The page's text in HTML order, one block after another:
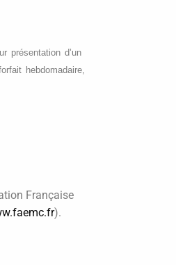
présentation d’un
hebdomadaire,
Française
).